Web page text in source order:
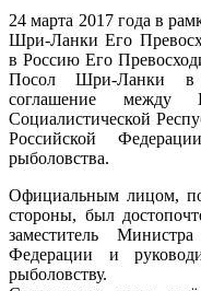
24 марта 2017 года в
Шри-Ланки Его
в Россию Его
Посол Шри-Ланки в
соглашение между
Социалистической
Российской
рыболовства.
Официальным лицом,
стороны, был
заместитель
Федерации и
рыболовству.